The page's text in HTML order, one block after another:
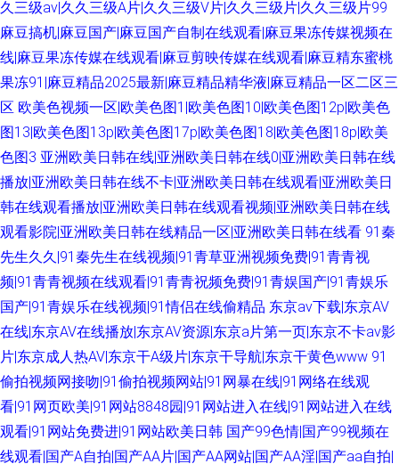
久三级av|久久三级A片|久久三级V片|久久三级片|久久三级片99
麻豆搞机|麻豆国产|麻豆国产自制在线观看|麻豆果冻传媒视频在
线|麻豆果冻传媒在线观看|麻豆剪映传媒在线观看|麻豆精东蜜桃
果冻91|麻豆精品2025最新|麻豆精品精华液|麻豆精品一区二区三
区 欧美色视频一区|欧美色图1|欧美色图10|欧美色图12p|欧美色
图13|欧美色图13p|欧美色图17p|欧美色图18|欧美色图18p|欧美
色图3 亚洲欧美日韩在线|亚洲欧美日韩在线0|亚洲欧美日韩在线
播放|亚洲欧美日韩在线不卡|亚洲欧美日韩在线观看|亚洲欧美日
韩在线观看播放|亚洲欧美日韩在线观看视频|亚洲欧美日韩在线
观看影院|亚洲欧美日韩在线精品一区|亚洲欧美日韩在线看 91秦
先生久久|91秦先生在线视频|91青草亚洲视频免费|91青青视
频|91青青视频在线观看|91青青祝频免费|91青娱国产|91青娱乐
国产|91青娱乐在线视频|91情侣在线偷精品 东京av下载|东京AV
在线|东京AV在线播放|东京AV资源|东京a片第一页|东京不卡av影
片|东京成人热AV|东京干A级片|东京干导航|东京干黄色www 91
偷拍视频网接吻|91偷拍视频网站|91网暴在线|91网络在线观
看|91网页欧美|91网站8848园|91网站进入在线|91网站进入在线
观看|91网站免费进|91网站欧美日韩 国产99色情|国产99视频在
线观看|国产A自拍|国产AA片|国产AA网站|国产AA淫|国产aa自拍|